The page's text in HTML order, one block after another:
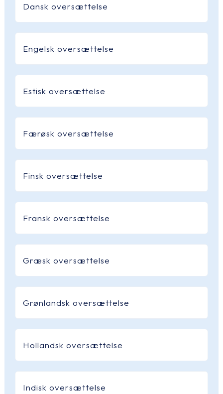
Dansk oversættelse
Engelsk oversættelse
Estisk oversættelse
Færøsk oversættelse
Finsk oversættelse
Fransk oversættelse
Græsk oversættelse
Grønlandsk oversættelse
Hollandsk oversættelse
Indisk oversættelse